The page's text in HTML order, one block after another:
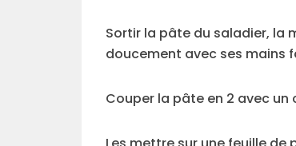
Sortir la pâte du saladier, la
doucement avec ses mains
Couper la pâte en 2 avec